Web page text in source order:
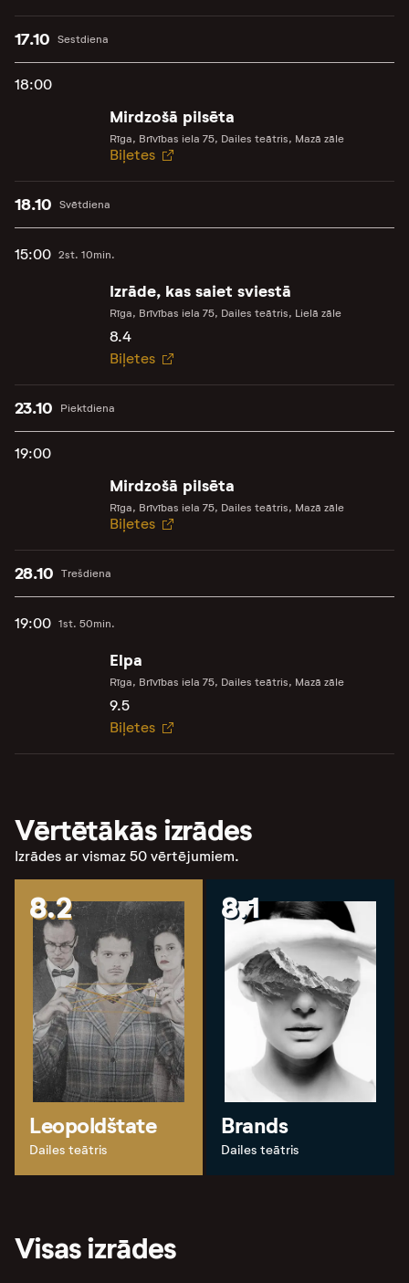
Sestdiena
17.10
18:00
Mirdzošā pilsēta
Rīga, Brīvības iela 75, Dailes teātris, Mazā zāle
Biļetes
Svētdiena
18.10
15:00 2st. 10min.
Izrāde, kas saiet sviestā
Rīga, Brīvības iela 75, Dailes teātris, Lielā zāle
8.4
Biļetes
Piektdiena
23.10
19:00
Mirdzošā pilsēta
Rīga, Brīvības iela 75, Dailes teātris, Mazā zāle
Biļetes
Trešdiena
28.10
19:00 1st. 50min.
Elpa
Rīga, Brīvības iela 75, Dailes teātris, Mazā zāle
9.5
Biļetes
Vērtētākās izrādes
Izrādes ar vismaz 50 vērtējumiem.
8.2
Leopoldštate
Dailes teātris
8.1
Brands
Dailes teātris
Visas izrādes